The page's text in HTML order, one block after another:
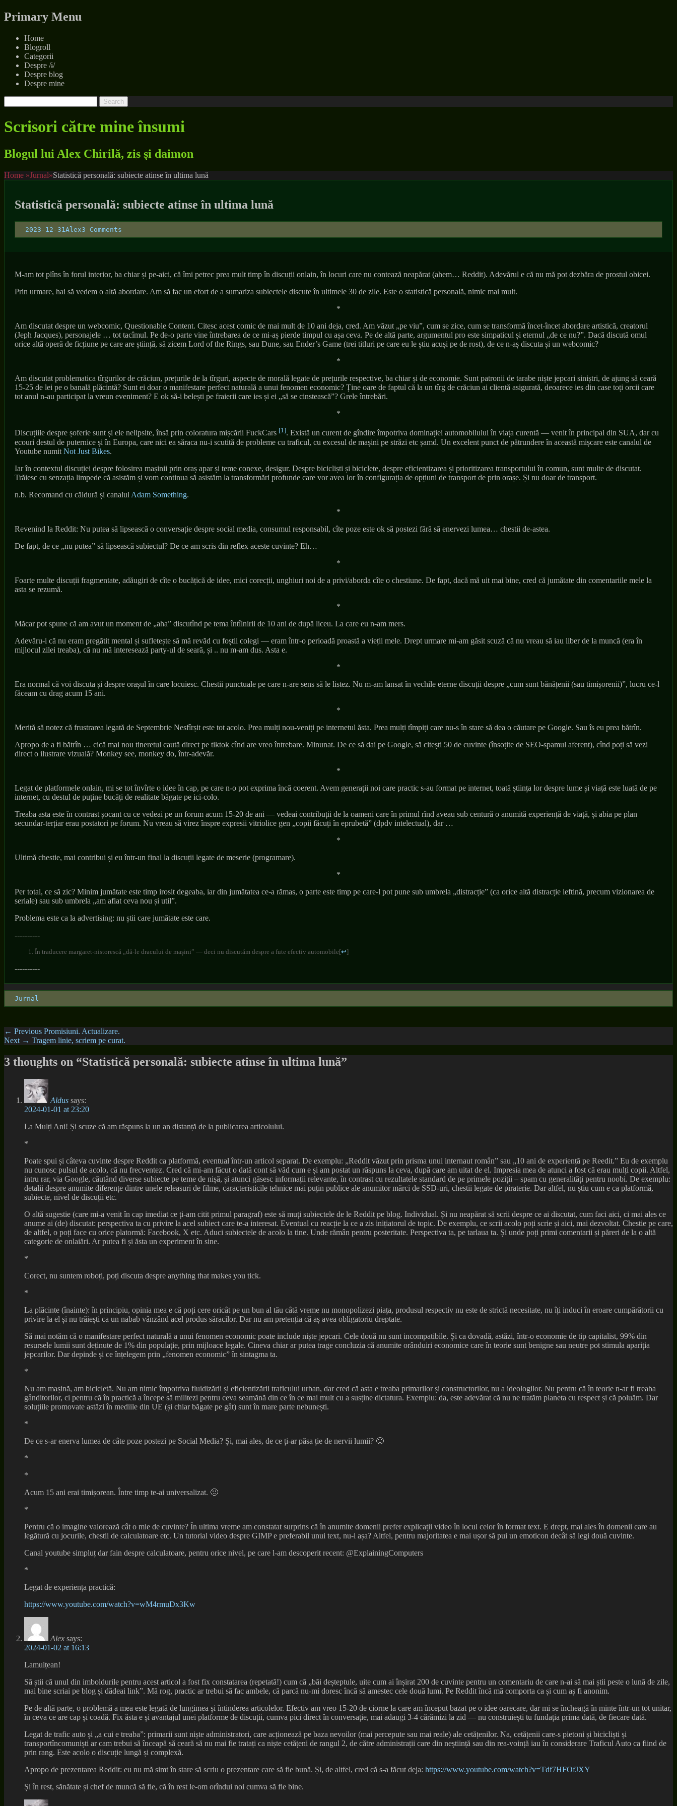
Menu
Primary Menu
Skip
content
Home
Blogroll
Categorii
Despre /ɨ/
Despre blog
Despre mine
Header
Content
for:
Scrisori către mine însumi
Blogul lui Alex Chirilă, zis şi daimon
Home »Jurnal»Statistică personală: subiecte atinse în ultima lună
Statistică personală: subiecte atinse în ultima lună
Posted
on
2023-12-31Author
Alex3 Comments
M-am tot plîns în forul interior, ba chiar și pe-aici, că îmi petrec prea mult timp în discuții onlain, în locuri care nu contează neapărat (ahem… Reddit). Adevărul e că nu mă pot dezbăra de prostul obicei.
Prin urmare, hai să vedem o altă abordare. Am să fac un efort de a sumariza subiectele discute în ultimele 30 de zile. Este o statistică personală, nimic mai mult.
*
Am discutat despre un webcomic, Questionable Content. Citesc acest comic de mai mult de 10 ani deja, cred. Am văzut „pe viu”, cum se zice, cum se transformă încet-încet abordare artistică, creatorul
(Jeph Jacques), personajele … tot tacîmul. Pe de-o parte vine întrebarea de ce mi-aș pierde timpul cu așa ceva. Pe de altă parte, argumentul pro este simpaticul și eternul „de ce nu?”. Dacă discută omul
orice altă operă de ficțiune pe care are știință, să zicem Lord of the Rings, sau Dune, sau Ender’s Game (trei titluri pe care eu le știu acuși pe de rost), de ce n-aș discuta și un webcomic?
*
Am discutat problematica tîrgurilor de crăciun, prețurile de la tîrguri, aspecte de morală legate de prețurile respective, ba chiar și de economie. Sunt patronii de tarabe niște jepcari siniștri, de ajung să ceară
15-25 de lei pe o banală plăcintă? Sunt ei doar o manifestare perfect naturală a unui fenomen economic? Ține oare de faptul că la un tîrg de crăciun ai clientă asigurată, deoarece ies din case toți orcii care
tot anul n-au participat la vreun eveniment? E ok să-i belești pe fraierii care ies și ei „să se cinstească”? Grele întrebări.
*
Discuțiile despre șoferie sunt și ele nelipsite, însă prin coloratura mișcării FuckCars [1]. Există un curent de gîndire împotriva dominației automobilului în viața curentă — venit în principal din SUA, dar cu
ecouri destul de puternice și în Europa, care nici ea săraca nu-i scutită de probleme cu traficul, cu excesul de mașini pe străzi etc șamd. Un excelent punct de pătrundere în această mișcare este canalul de
Youtube numit Not Just Bikes.
Iar în contextul discuției despre folosirea mașinii prin oraș apar și teme conexe, desigur. Despre bicicliști și biciclete, despre eficientizarea și prioritizarea transportului în comun, sunt multe de discutat.
Trăiesc cu senzația limpede că asistăm și vom continua să asistăm la transformări profunde care vor avea lor în configurația de opțiuni de transport de prin orașe. Și nu doar de transport.
n.b. Recomand cu căldură și canalul Adam Something.
*
Revenind la Reddit: Nu putea să lipsească o conversație despre social media, consumul responsabil, cîte poze este ok să postezi fără să enervezi lumea… chestii de-astea.
De fapt, de ce „nu putea” să lipsească subiectul? De ce am scris din reflex aceste cuvinte? Eh…
*
Foarte multe discuții fragmentate, adăugiri de cîte o bucățică de idee, mici corecții, unghiuri noi de a privi/aborda cîte o chestiune. De fapt, dacă mă uit mai bine, cred că jumătate din comentariile mele la
asta se rezumă.
*
Măcar pot spune că am avut un moment de „aha” discutînd pe tema întîlnirii de 10 ani de după liceu. La care eu n-am mers.
Adevăru-i că nu eram pregătit mental și sufletește să mă revăd cu foștii colegi — eram într-o perioadă proastă a vieții mele. Drept urmare mi-am găsit scuză că nu vreau să iau liber de la muncă (era în
mijlocul zilei treaba), că nu mă interesează party-ul de seară, și .. nu m-am dus. Asta e.
*
Era normal că voi discuta și despre orașul în care locuiesc. Chestii punctuale pe care n-are sens să le listez. Nu m-am lansat în vechile eterne discuții despre „cum sunt bănățenii (sau timișorenii)”, lucru ce-l
făceam cu drag acum 15 ani.
*
Merită să notez că frustrarea legată de Septembrie Nesfîrșit este tot acolo. Prea mulți nou-veniți pe internetul ăsta. Prea mulți tîmpiți care nu-s în stare să dea o căutare pe Google. Sau îs eu prea bătrîn.
Apropo de a fi bătrîn … cică mai nou tineretul caută direct pe tiktok cînd are vreo întrebare. Minunat. De ce să dai pe Google, să citești 50 de cuvinte (însoțite de SEO-spamul aferent), cînd poți să vezi
direct o ilustrare vizuală? Monkey see, monkey do, într-adevăr.
*
Legat de platformele onlain, mi se tot învîrte o idee în cap, pe care n-o pot exprima încă coerent. Avem generații noi care practic s-au format pe internet, toată știința lor despre lume și viață este luată de pe
internet, cu destul de puține bucăți de realitate băgate pe ici-colo.
Treaba asta este în contrast șocant cu ce vedeai pe un forum acum 15-20 de ani — vedeai contribuții de la oameni care în primul rînd aveau sub centură o anumită experiență de viață, și abia pe plan
secundar-terțiar erau postatori pe forum. Nu vreau să virez înspre expresii vitriolice gen „copii făcuți în eprubetă” (dpdv intelectual), dar …
*
Ultimă chestie, mai contribui și eu într-un final la discuții legate de meserie (programare).
*
Per total, ce să zic? Minim jumătate este timp irosit degeaba, iar din jumătatea ce-a rămas, o parte este timp pe care-l pot pune sub umbrela „distracție” (ca orice altă distracție ieftină, precum vizionarea de
seriale) sau sub umbrela „am aflat ceva nou și util”.
Problema este ca la advertising: nu știi care jumătate este care.
----------
În traducere margaret-nistorescă „dă-le dracului de mașini” — deci nu discutăm despre a fute efectiv automobile[↩]
----------
Categories
Jurnal
Post
navigation
← Previous Previous
post:
Promisiuni. Actualizare.
Next → Next
Tragem linie, scriem pe curat.
3 thoughts on “Statistică personală: subiecte atinse în ultima lună”
Aldus says:
2024-01-01 at 23:20
La Mulți Ani! Și scuze că am răspuns la un an distanță de la publicarea articolului.
*
Poate spui și câteva cuvinte despre Reddit ca platformă, eventual într-un articol separat. De exemplu: „Reddit văzut prin prisma unui internaut român” sau „10 ani de experiență pe Reedit.” Eu de exemplu
nu cunosc pulsul de acolo, că nu frecventez. Cred că mi-am făcut o dată cont să văd cum e și am postat un răspuns la ceva, după care am uitat de el. Impresia mea de atunci a fost că erau mulți copii. Altfel,
intru rar, via Google, căutând diverse subiecte pe teme de nișă, și atunci găsesc informații relevante, în contrast cu rezultatele standard de pe primele poziții – spam cu generalități pentru noobi. De exemplu:
detalii despre anumite diferențe dintre unele releasuri de filme, caracteristicile tehnice mai puțin publice ale anumitor mărci de SSD-uri, chestii legate de piraterie. Dar altfel, nu știu cum e ca platformă,
subiecte, nivel de discuții etc.
O altă sugestie (care mi-a venit în cap imediat ce ți-am citit primul paragraf) este să muți subiectele de le Reddit pe blog. Individual. Și nu neapărat să scrii despre ce ai discutat, cum faci aici, ci mai ales ce
anume ai (de) discutat: perspectiva ta cu privire la acel subiect care te-a interesat. Eventual cu reacție la ce a zis inițiatorul de topic. De exemplu, ce scrii acolo poți scrie și aici, mai dezvoltat. Chestie pe care,
de altfel, o poți face cu orice platormă: Facebook, X etc. Aduci subiectele de acolo la tine. Unde rămân pentru posteritate. Perspectiva ta, pe tarlaua ta. Și unde poți primi comentarii și păreri de la o altă
categorie de onlaiări. Ar putea fi și ăsta un experiment în sine.
*
Corect, nu suntem roboți, poți discuta despre anything that makes you tick.
*
La plăcinte (înainte): în principiu, opinia mea e că poți cere oricât pe un bun al tău câtă vreme nu monopolizezi piața, produsul respectiv nu este de strictă necesitate, nu îți induci în eroare cumpărătorii cu
privire la el și nu trăiești ca un nabab vânzând acel produs săracilor. Dar nu am pretenția că aș avea obligatoriu dreptate.
Să mai notăm că o manifestare perfect naturală a unui fenomen economic poate include niște jepcari. Cele două nu sunt incompatibile. Și ca dovadă, astăzi, într-o economie de tip capitalist, 99% din
resursele lumii sunt deținute de 1% din populație, prin mijloace legale. Cineva chiar ar putea trage concluzia că anumite orânduiri economice care în teorie sunt benigne sau neutre pot stimula apariția
jepcarilor. Dar depinde și ce înțelegem prin „fenomen economic” în sintagma ta.
*
Nu am mașină, am bicicletă. Nu am nimic împotriva fluidizării și eficientizării traficului urban, dar cred că asta e treaba primarilor și constructorilor, nu a ideologilor. Nu pentru că în teorie n-ar fi treaba
gânditorilor, ci pentru că în practică a începe să militezi pentru ceva seamănă din ce în ce mai mult cu a susține dictatura. Exemplu: da, este adevărat că nu ne tratăm planeta cu respect și că poluăm. Dar
soluțiile promovate astăzi în mediile din UE (și chiar băgate pe gât) sunt în mare parte nebunești.
*
De ce s-ar enerva lumea de câte poze postezi pe Social Media? Și, mai ales, de ce ți-ar păsa ție de nervii lumii? 🙂
*
*
Acum 15 ani erai timișorean. Între timp te-ai universalizat. 🙂
*
Pentru că o imagine valorează cât o mie de cuvinte? În ultima vreme am constatat surprins că în anumite domenii prefer explicații video în locul celor în format text. E drept, mai ales în domenii care au
legătură cu jocurile, chestii de calculatoare etc. Un tutorial video despre GIMP e preferabil unui text, nu-i așa? Altfel, pentru majoritatea e mai ușor să pui un emoticon decât să legi două cuvinte.
Canal youtube simpluț dar fain despre calculatoare, pentru orice nivel, pe care l-am descoperit recent: @ExplainingComputers
*
Legat de experiența practică:
https://www.youtube.com/watch?v=wM4rmuDx3Kw
Alex says:
2024-01-02 at 16:13
Lamulțean!
Să știi că unul din imboldurile pentru acest articol a fost fix constatarea (repetată!) cum că „băi deșteptule, uite cum ai înșirat 200 de cuvinte pentru un comentariu de care n-ai să mai știi peste o lună de zile,
mai bine scriai pe blog și dădeai link”. Mă rog, practic ar trebui să fac ambele, că parcă nu-mi doresc încă să amestec cele două lumi. Pe Reddit încă mă comporta ca și cum aș fi anonim.
Pe de altă parte, o problemă a mea este legată de lungimea și întinderea articolelor. Efectiv am vreo 15-20 de ciorne la care am început bazat pe o idee oarecare, dar mi se încheagă în minte într-un tot unitar,
în ceva ce are cap și coadă. Fix ăsta e și avantajul unei platforme de discuții, cumva pici direct în conversație, mai adaugi 3-4 cărămizi la zid — nu construiești tu fundația prima dată, de fiecare dată.
Legat de trafic auto și „a cui e treaba”: primarii sunt niște administratori, care acționează pe baza nevoilor (mai percepute sau mai reale) ale cetățenilor. Na, cetățenii care-s pietoni și bicicliști și
transportîncomuniști ar cam trebui să înceapă să ceară să nu mai fie tratați ca niște cetățeni de rangul 2, de către administrații care din neștiință sau din rea-voință iau în considerare Traficul Auto ca fiind de
prin rang. Este acolo o discuție lungă și complexă.
Apropo de prezentarea Reddit: eu nu mă simt în stare să scriu o prezentare care să fie bună. Și, de altfel, cred că s-a făcut deja: https://www.youtube.com/watch?v=Tdf7HFOfJXY
Și în rest, sănătate și chef de muncă să fie, că în rest le-om orîndui noi cumva să fie bine.